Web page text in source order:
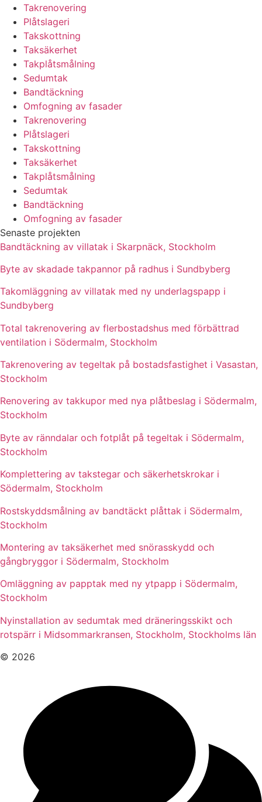
Takrenovering
Plåtslageri
Takskottning
Taksäkerhet
Takplåtsmålning
Sedumtak
Bandtäckning
Omfogning av fasader
Takrenovering
Plåtslageri
Takskottning
Taksäkerhet
Takplåtsmålning
Sedumtak
Bandtäckning
Omfogning av fasader
Senaste projekten
Bandtäckning av villatak i Skarpnäck, Stockholm
Byte av skadade takpannor på radhus i Sundbyberg
Takomläggning av villatak med ny underlagspapp i
Sundbyberg
Total takrenovering av flerbostadshus med förbättrad
ventilation i Södermalm, Stockholm
Takrenovering av tegeltak på bostadsfastighet i Vasastan,
Stockholm
Renovering av takkupor med nya plåtbeslag i Södermalm,
Stockholm
Byte av ränndalar och fotplåt på tegeltak i Södermalm,
Stockholm
Komplettering av takstegar och säkerhetskrokar i
Södermalm, Stockholm
Rostskyddsmålning av bandtäckt plåttak i Södermalm,
Stockholm
Montering av taksäkerhet med snörasskydd och
gångbryggor i Södermalm, Stockholm
Omläggning av papptak med ny ytpapp i Södermalm,
Stockholm
Nyinstallation av sedumtak med dräneringsskikt och
rotspärr i Midsommarkransen, Stockholm, Stockholms län
© 2026